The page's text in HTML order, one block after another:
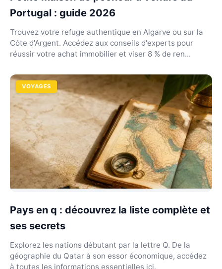
Portugal : guide 2026
Trouvez votre refuge authentique en Algarve ou sur la
Côte d'Argent. Accédez aux conseils d'experts pour
réussir votre achat immobilier et viser 8 % de ren...
VOYAGES
Pays en q : découvrez la liste complète et
ses secrets
Explorez les nations débutant par la lettre Q. De la
géographie du Qatar à son essor économique, accédez
à toutes les informations essentielles ici.